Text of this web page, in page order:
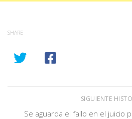
SHARE
SIGUIENTE
Se aguarda el fallo en el juicio